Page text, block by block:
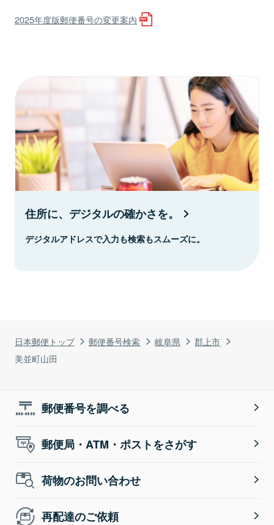
日本郵便トップ 郵便番号検索 岐阜県
郡上市
美並町山田
2025年度版郵便番号の変更案内
住所に、デジタルの確かさを。
デジタルアドレスで入力も検索もスムーズに。
郵便番号を調べる
郵便局・ATM・ポストをさがす
荷物のお問い合わせ
再配達のご依頼